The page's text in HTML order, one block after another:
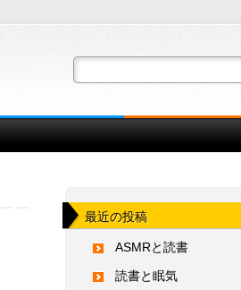
最近の投稿
ASMRと読書
読書と眠気